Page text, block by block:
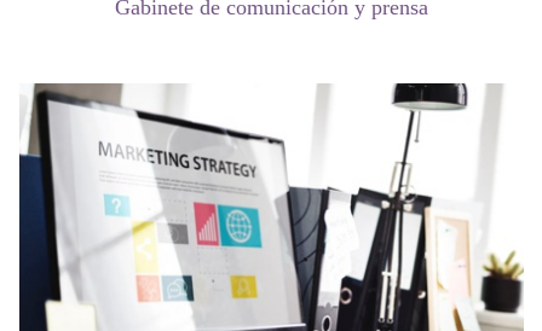
Gabinete de comunicación y prensa